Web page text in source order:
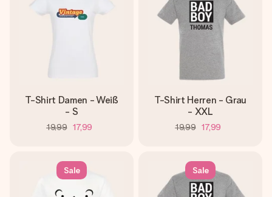
T-Shirt Damen - Weiß
- S
19,99 17,99
T-Shirt Herren - Grau
- XXL
19,99 17,99
Sale Sale